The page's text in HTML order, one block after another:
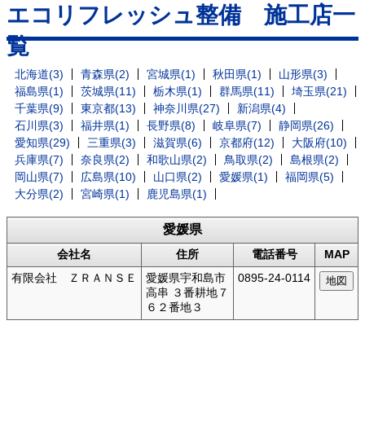
エコリフレッシュ整備 施工店一
覧
北海道(3) 青森県(2) 宮城県(1) 秋田県(1)
山形県(3)
福島県(1)
茨城県(11) 栃木県(1) 群馬県(11)
埼玉県(21)
千葉県(9)
東京都(13) 神奈川県(27)
新潟県(4)
石川県(3)
福井県(1) 長野県(8) 岐阜県(7)
静岡県(26)
愛知県(29)
三重県(3) 滋賀県(6) 京都府(12)
大阪府(10)
兵庫県(7)
奈良県(2) 和歌山県(2) 鳥取県(2)
島根県(2)
岡山県(7)
広島県(10) 山口県(2) 愛媛県(1)
福岡県(5)
大分県(2)
宮崎県(1) 鹿児島県(1)
愛媛県
会社名 住所 電話番号
MAP
有限会社 ＺＲＡＮＳＥ
愛媛県宇和島市
高串 ３番耕地７
６２番地３
0895-24-0114